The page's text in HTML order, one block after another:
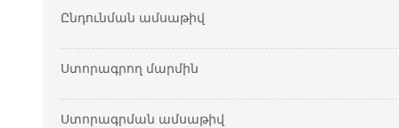
Ընդունման ամսաթիվ
Ստորագրող մարմին
Ստորագրման ամսաթիվ